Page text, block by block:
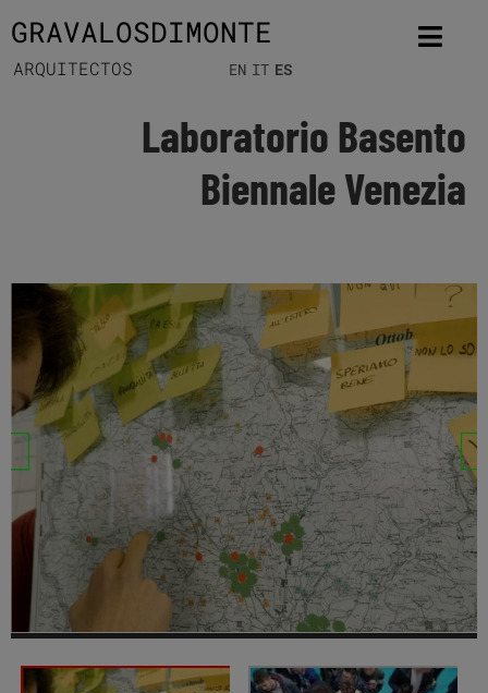
GRAVALOSDIMONTE
ARQUITECTOS EN IT ES
Laboratorio Basento
Biennale Venezia